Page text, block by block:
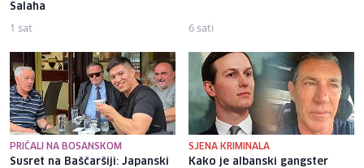
Salaha
1 sat 6 sati
PRIČALI NA BOSANSKOM
Susret na Baščaršiji: Japanski
SJENA KRIMINALA
Kako je albanski gangster